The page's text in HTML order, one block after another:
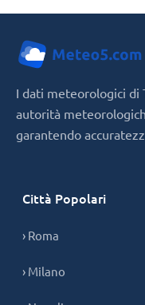
I dati meteorologici di
autorità
garantendo
Città Popolari
› Roma
› Milano